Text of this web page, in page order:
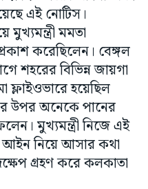
এই নোটিস।
মুখ্যমন্ত্রী মমতা
করেছিলেন। বেঙ্গল
শহরের বিভিন্ন জায়গা
ফ্লাইওভারে হয়েছিল
উপর অনেকে পানের
মুখ্যমন্ত্রী নিজে এই
আইন নিয়ে আসার কথা
গ্রহণ করে কলকাতা